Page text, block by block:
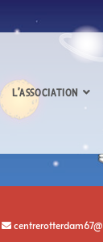
L’ASSOCIATION